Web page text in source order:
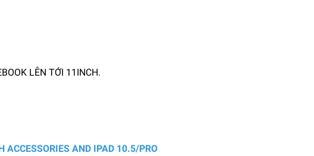
LÊN TỚI 11INCH.
ACCESSORIES AND IPAD 10.5/PRO